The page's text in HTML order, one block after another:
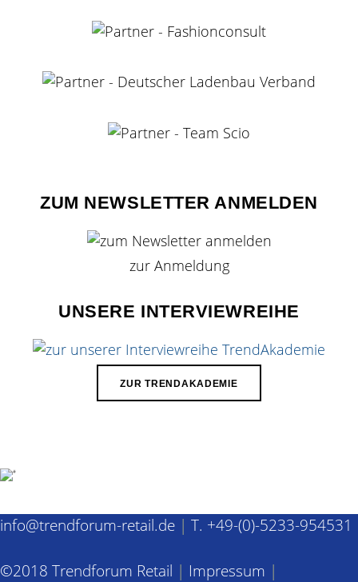
ZUM NEWSLETTER ANMELDEN
zur Anmeldung
UNSERE INTERVIEWREIHE
ZUR TRENDAKADEMIE
info@trendforum-retail.de | T. +49-(0)-5233-954531
©2018 Trendforum Retail | Impressum |